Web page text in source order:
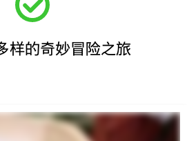
样的奇妙冒险之旅